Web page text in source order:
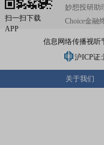
扫一扫下载
APP
妙想投研助
Choice金融
信息网络传播视听
沪ICP证:
关于我们